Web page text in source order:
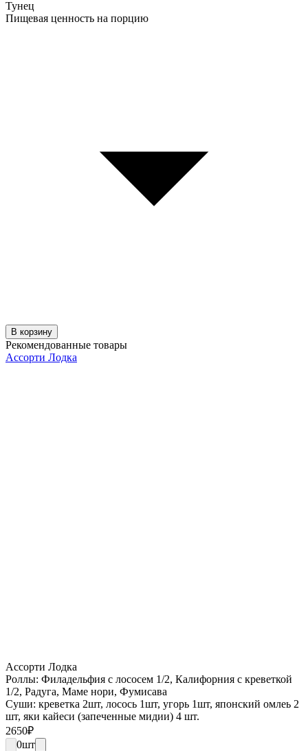
Тунец
Пищевая ценность на порцию
В корзину
Рекомендованные товары
Ассорти Лодка
Ассорти Лодка
Роллы: Филадельфия с лососем 1/2, Калифорния с креветкой
1/2, Радуга, Маме нори, Фумисава
Суши: креветка 2шт, лосось 1шт, угорь 1шт, японский омлеь 2
шт, яки кайеси (запеченные мидии) 4 шт.
2650₽
0шт